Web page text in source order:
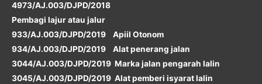
4973/AJ.003/DJPD/2018
Pembagi lajur atau jalur
933/AJ.003/DJPD/2019 Apiil Otonom
934/AJ.003/DJPD/2019 Alat penerang jalan
3044/AJ.003/DJPD/2019 Marka jalan pengarah lalin
3045/AJ.003/DJPD/2019 Alat pemberi isyarat lalin